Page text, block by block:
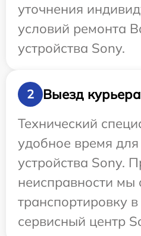
уточнения
условий ремонта
устройства Sony.
2
Выезд
Технический
удобное время
устройства Sony.
неисправности мы
транспортировку
сервисный центр